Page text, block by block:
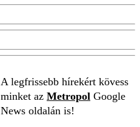
A legfrissebb hírekért kövess
minket az Metropol Google
News oldalán is!